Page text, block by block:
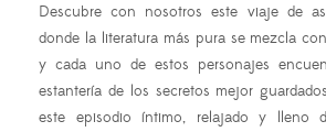
Descubre con nosotros este viaje de
donde la literatura más pura se mezcla
y cada uno de estos personajes
estantería de los secretos mejor
este episodio íntimo, relajado y lleno